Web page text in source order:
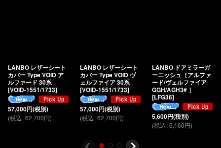
LANBO レザーシート
カバー Type VOID ア
ルファード 30系
[VOID-1551/1733]
57,000円(税別)
(税込:62,700円)
LANBO レザーシート
カバー Type VOID ヴ
ェルファイア 30系
[VOID-1551/1733]
57,000円(税別)
(税込:62,700円)
LANBO ドアミラーガ
ーニッシュ［アルファ
ード/ヴェルファイア
GGH/AGH3# ］
[LFG36]
5,600円(税別)
(税込:6,160円)